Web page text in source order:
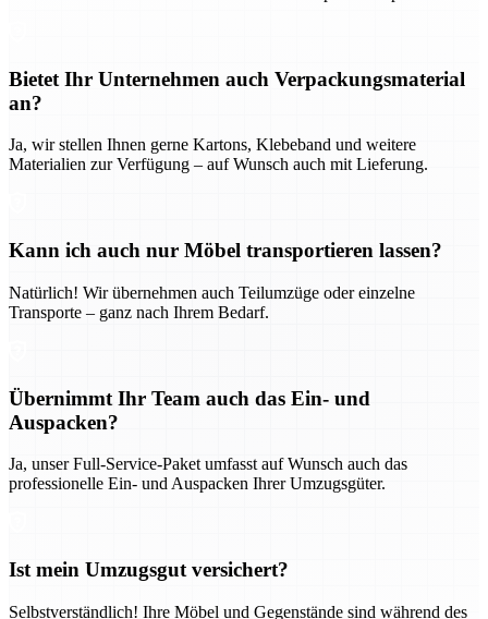
Bietet Ihr Unternehmen auch Verpackungsmaterial
an?
Ja, wir stellen Ihnen gerne Kartons, Klebeband und weitere
Materialien zur Verfügung – auf Wunsch auch mit Lieferung.
Kann ich auch nur Möbel transportieren lassen?
Natürlich! Wir übernehmen auch Teilumzüge oder einzelne
Transporte – ganz nach Ihrem Bedarf.
Übernimmt Ihr Team auch das Ein- und
Auspacken?
Ja, unser Full-Service-Paket umfasst auf Wunsch auch das
professionelle Ein- und Auspacken Ihrer Umzugsgüter.
Ist mein Umzugsgut versichert?
Selbstverständlich! Ihre Möbel und Gegenstände sind während des